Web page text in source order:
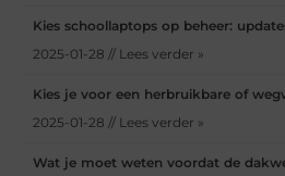
Kies schoollaptops op beheer:
2025-01-28 // Lees verder »
Kies je voor een herbruikbare of
2025-01-28 // Lees verder »
Wat je moet weten voordat de